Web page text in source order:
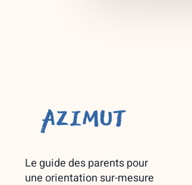
Le guide des parents pour
une orientation sur-mesure